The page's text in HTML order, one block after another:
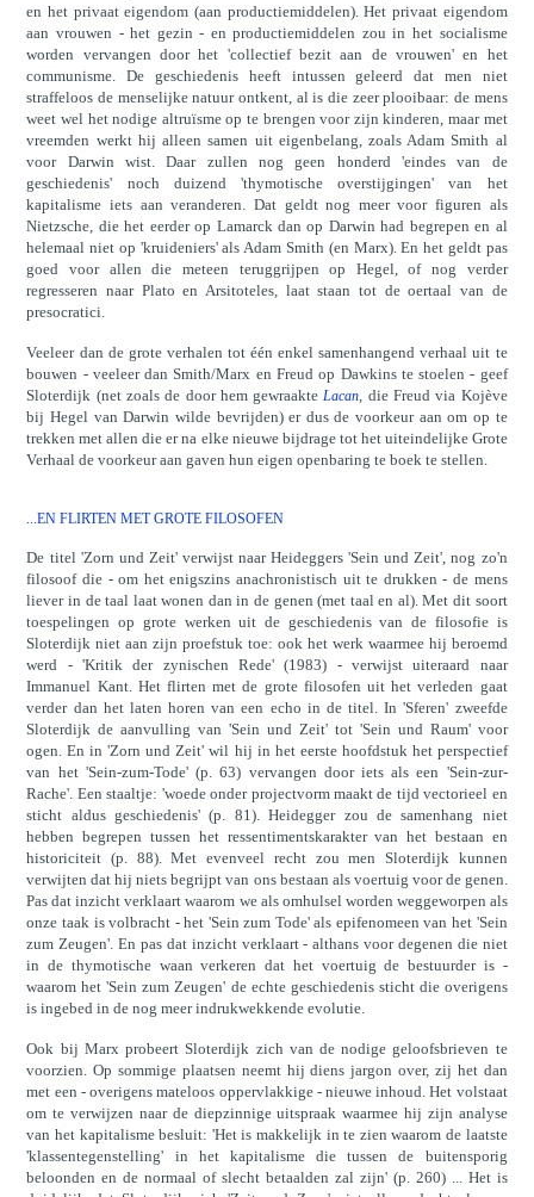
en het privaat eigendom (aan productiemiddelen). Het privaat eigendom
aan vrouwen - het gezin - en productiemiddelen zou in het socialisme
worden vervangen door het 'collectief bezit aan de vrouwen' en het
communisme. De geschiedenis heeft intussen geleerd dat men niet
straffeloos de menselijke natuur ontkent, al is die zeer plooibaar: de mens
weet wel het nodige altruïsme op te brengen voor zijn kinderen, maar met
vreemden werkt hij alleen samen uit eigenbelang, zoals Adam Smith al
voor Darwin wist. Daar zullen nog geen honderd 'eindes van de
geschiedenis' noch duizend 'thymotische overstijgingen' van het
kapitalisme iets aan veranderen. Dat geldt nog meer voor figuren als
Nietzsche, die het eerder op Lamarck dan op Darwin had begrepen en al
helemaal niet op 'kruideniers' als Adam Smith (en Marx). En het geldt pas
goed voor allen die meteen teruggrijpen op Hegel, of nog verder
regresseren naar Plato en Arsitoteles, laat staan tot de oertaal van de
presocratici.
Veeleer dan de grote verhalen tot één enkel samenhangend verhaal uit te
bouwen - veeleer dan Smith/Marx en Freud op Dawkins te stoelen - geef
Sloterdijk (net zoals de door hem gewraakteLacan, die Freud via Kojève
bij Hegel van Darwin wilde bevrijden) er dus de voorkeur aan om op te
trekken met allen die er na elke nieuwe bijdrage tot het uiteindelijke Grote
Verhaal de voorkeur aan gaven hun eigen openbaring te boek te stellen.
...EN FLIRTEN MET GROTE FILOSOFEN
De titel 'Zorn und Zeit' verwijst naar Heideggers 'Sein und Zeit', nog zo'n
filosoof die - om het enigszins anachronistisch uit te drukken - de mens
liever in de taal laat wonen dan in de genen (met taal en al). Met dit soort
toespelingen op grote werken uit de geschiedenis van de filosofie is
Sloterdijk niet aan zijn proefstuk toe: ook het werk waarmee hij beroemd
werd - 'Kritik der zynischen Rede' (1983) - verwijst uiteraard naar
Immanuel Kant. Het flirten met de grote filosofen uit het verleden gaat
verder dan het laten horen van een echo in de titel. In 'Sferen' zweefde
Sloterdijk de aanvulling van 'Sein und Zeit' tot 'Sein und Raum' voor
ogen. En in 'Zorn und Zeit' wil hij in het eerste hoofdstuk het perspectief
van het 'Sein-zum-Tode' (p. 63) vervangen door iets als een 'Sein-zur-
Rache'. Een staaltje: 'woede onder projectvorm maakt de tijd vectorieel en
sticht aldus geschiedenis' (p. 81). Heidegger zou de samenhang niet
hebben begrepen tussen het ressentimentskarakter van het bestaan en
historiciteit (p. 88). Met evenveel recht zou men Sloterdijk kunnen
verwijten dat hij niets begrijpt van ons bestaan als voertuig voor de genen.
Pas dat inzicht verklaart waarom we als omhulsel worden weggeworpen als
onze taak is volbracht - het 'Sein zum Tode' als epifenomeen van het 'Sein
zum Zeugen'. En pas dat inzicht verklaart - althans voor degenen die niet
in de thymotische waan verkeren dat het voertuig de bestuurder is -
waarom het 'Sein zum Zeugen' de echte geschiedenis sticht die overigens
is ingebed in de nog meer indrukwekkende evolutie.
Ook bij Marx probeert Sloterdijk zich van de nodige geloofsbrieven te
voorzien. Op sommige plaatsen neemt hij diens jargon over, zij het dan
met een - overigens mateloos oppervlakkige - nieuwe inhoud. Het volstaat
om te verwijzen naar de diepzinnige uitspraak waarmee hij zijn analyse
van het kapitalisme besluit: 'Het is makkelijk in te zien waarom de laatste
'klassentegenstelling' in het kapitalisme die tussen de buitensporig
beloonden en de normaal of slecht betaalden zal zijn' (p. 260) ... Het is